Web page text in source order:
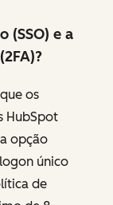
(SSO) e a
os
HubSpot
opção
único
de